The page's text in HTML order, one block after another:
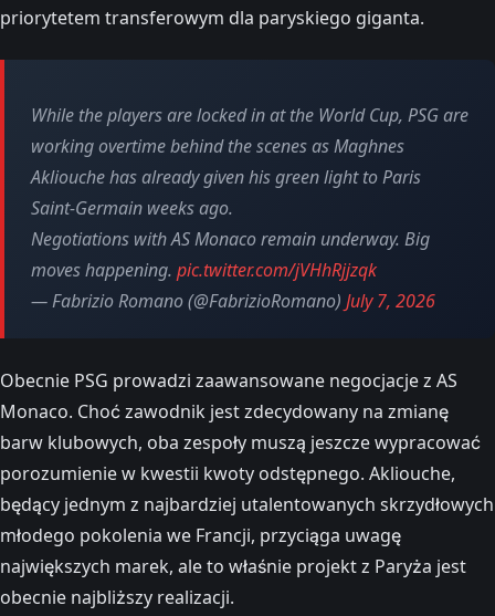
priorytetem transferowym dla paryskiego giganta.
While the players are locked in at the World Cup, PSG are
working overtime behind the scenes as Maghnes
Akliouche has already given his green light to Paris
Saint-Germain weeks ago.
Negotiations with AS Monaco remain underway. Big
moves happening. pic.twitter.com/jVHhRjjzqk
— Fabrizio Romano (@FabrizioRomano) July 7, 2026
Obecnie PSG prowadzi zaawansowane negocjacje z AS
Monaco. Choć zawodnik jest zdecydowany na zmianę
barw klubowych, oba zespoły muszą jeszcze wypracować
porozumienie w kwestii kwoty odstępnego. Akliouche,
będący jednym z najbardziej utalentowanych skrzydłowych
młodego pokolenia we Francji, przyciąga uwagę
największych marek, ale to właśnie projekt z Paryża jest
obecnie najbliższy realizacji.